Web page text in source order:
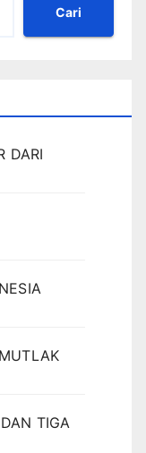
Cari
DARI
TIGA